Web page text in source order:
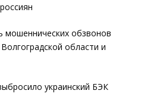
мошеннических обзвонов
области и
украинский БЭК